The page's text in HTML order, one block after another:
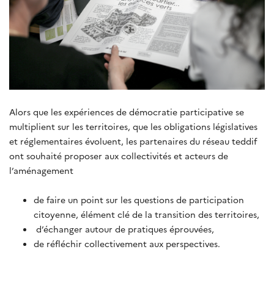
Alors que les expériences de démocratie participative se
multiplient sur les territoires, que les obligations législatives
et réglementaires évoluent, les partenaires du réseau teddif
ont souhaité proposer aux collectivités et acteurs de
l’aménagement
de faire un point sur les questions de participation
citoyenne, élément clé de la transition des territoires,
d’échanger autour de pratiques éprouvées,
de réfléchir collectivement aux perspectives.